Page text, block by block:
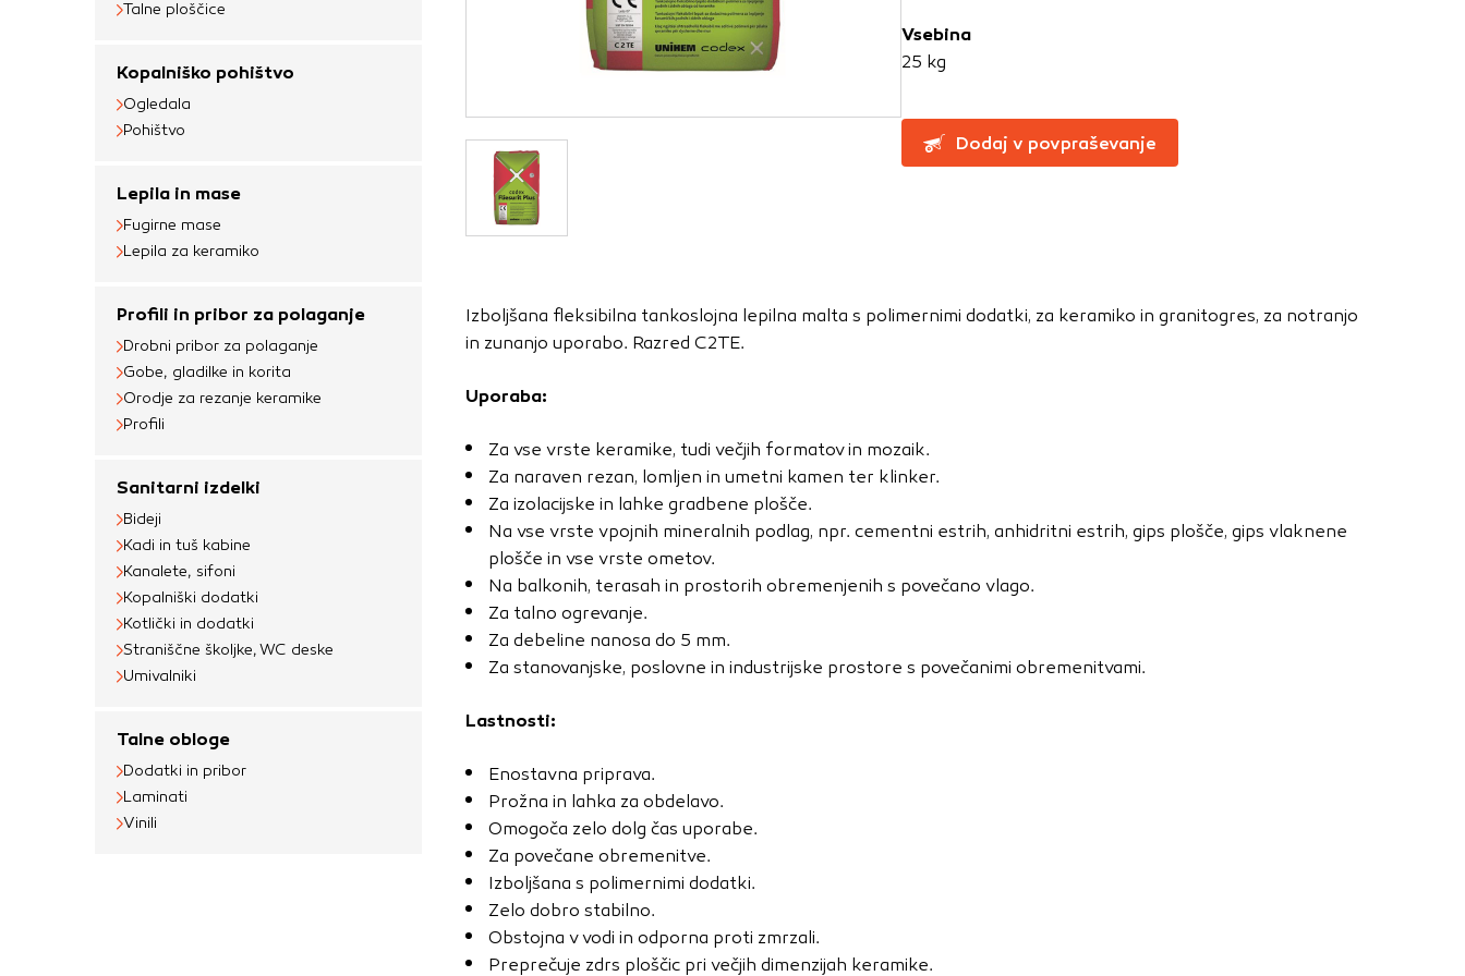
Talne ploščice
Kopalniško pohištvo
Ogledala
Pohištvo
Lepila in mase
Fugirne mase
Lepila za keramiko
Profili in pribor za polaganje
Drobni pribor za polaganje
Gobe, gladilke in korita
Orodje za rezanje keramike
Profili
Sanitarni izdelki
Bideji
Kadi in tuš kabine
Kanalete, sifoni
Kopalniški dodatki
Kotlički in dodatki
Straniščne školjke, WC deske
Umivalniki
Talne obloge
Dodatki in pribor
Laminati
Vinili
Vsebina
25 kg
Dodaj v povpraševanje
Izboljšana fleksibilna tankoslojna lepilna malta s polimernimi dodatki, za keramiko in granitogres, za notranjo
in zunanjo uporabo. Razred C2TE.
Uporaba:
Za vse vrste keramike, tudi večjih formatov in mozaik.
Za naraven rezan, lomljen in umetni kamen ter klinker.
Za izolacijske in lahke gradbene plošče.
Na vse vrste vpojnih mineralnih podlag, npr. cementni estrih, anhidritni estrih, gips plošče, gips vlaknene
plošče in vse vrste ometov.
Na balkonih, terasah in prostorih obremenjenih s povečano vlago.
Za talno ogrevanje.
Za debeline nanosa do 5 mm.
Za stanovanjske, poslovne in industrijske prostore s povečanimi obremenitvami.
Lastnosti:
Enostavna priprava.
Prožna in lahka za obdelavo.
Omogoča zelo dolg čas uporabe.
Za povečane obremenitve.
Izboljšana s polimernimi dodatki.
Zelo dobro stabilno.
Obstojna v vodi in odporna proti zmrzali.
Preprečuje zdrs ploščic pri večjih dimenzijah keramike.
Ti piškotki so nujni za delovanje spletnega mesta, zato jih v naših sistemih ni mogoče izklopiti.
nastavitev zasebnosti, prijava ali izpolnjevanje obrazcev. Na voljo imate nastavitev, da brskalnik
blokira te piškotke ali vas opozori na njih. V tem primeru nekateri deli spletnega mesta ne bodo
Piškotki za učinkovitost delovanja
priljubljena, in opazujemo, kako se obiskovalci pomikajo po spletnem mestu. Podatki, ki jih piškotki
zbirajo, so združeni in anonimni. Če uporabo teh piškotkov zavrnete, ne bomo vedeli, kdaj ste
Te piškotke nastavijo naši oglaševalski partnerji. Partnerska oglaševalska podjetja jih lahko
uporabljajo za izdelavo profila vaših interesov, ki ga nato uporabijo za prikazovanje ustreznih oglasov
na drugih spletnih mestih. Pri delu uporabljajo edinstveno prepoznavanje vašega brskalnika in
naprave. Če zavrnete uporabo teh piškotkov, ne boste deležni našega ciljnega spletnega
Potrdi moje izbire